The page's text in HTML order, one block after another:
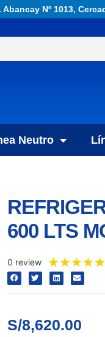
Abancay Nº 1013,
Neutro
600 LTS
0 review ★★★★★
S/8,620.00